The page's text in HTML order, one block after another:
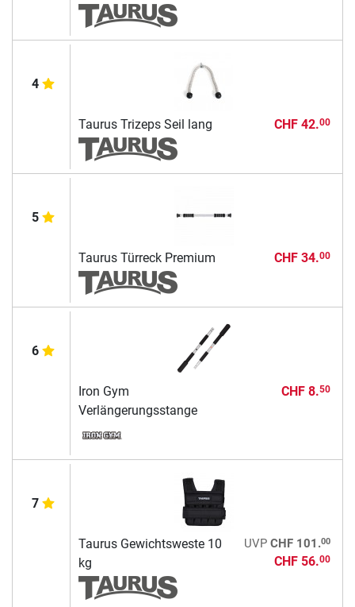
4
Taurus Trizeps Seil lang CHF 42.00
5
Taurus Türreck Premium CHF 34.00
6
Iron Gym
Verlängerungsstange
CHF 8.50
7
Taurus Gewichtsweste 10
kg
UVP CHF 101.00
CHF 56.00